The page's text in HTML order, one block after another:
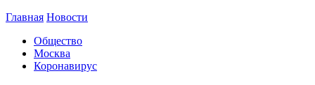
Главная Новости
Общество
Москва
Коронавирус